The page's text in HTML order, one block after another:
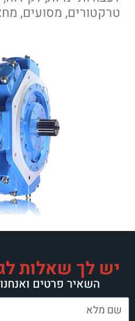
טרקטורים, מסועים,
יש לך שאלות
השאיר פרטים